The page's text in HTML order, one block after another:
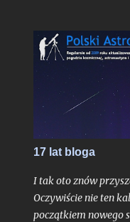
odkrycia był
mag.
17 lat bloga
I tak oto znów
Oczywiście nie ten
początkiem nowego